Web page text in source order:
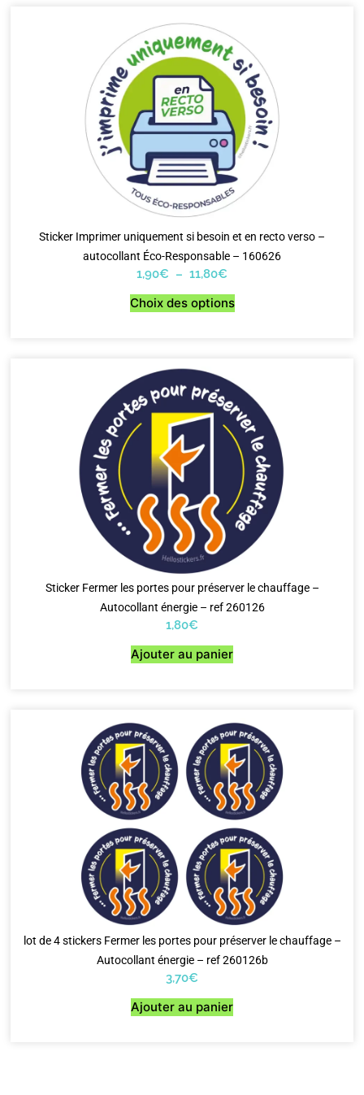
Sticker Imprimer uniquement si besoin et en recto verso –
autocollant Éco-Responsable – 160626
1,90€ – 11,80€
Choix des options
Sticker Fermer les portes pour préserver le chauffage –
Autocollant énergie – ref 260126
1,80€
Ajouter au panier
lot de 4 stickers Fermer les portes pour préserver le chauffage –
Autocollant énergie – ref 260126b
3,70€
Ajouter au panier